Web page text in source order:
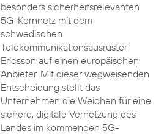
besonders sicherheitsrelevanten
5G-Kernnetz mit dem
schwedischen
Telekommunikationsausrüster
Ericsson auf einen europäischen
Anbieter. Mit dieser wegweisenden
Entscheidung stellt das
Unternehmen die Weichen für eine
sichere, digitale Vernetzung des
Landes im kommenden 5G-